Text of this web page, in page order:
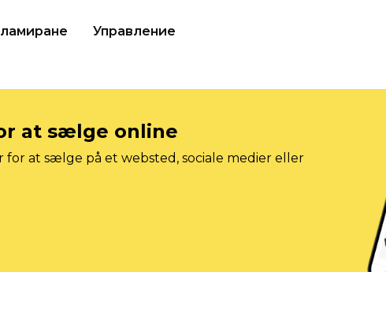
Управление
at sælge online
at sælge på et websted, sociale medier eller